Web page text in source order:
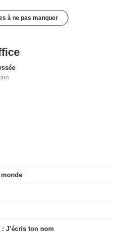
à ne pas manquer
J’écris ton nom